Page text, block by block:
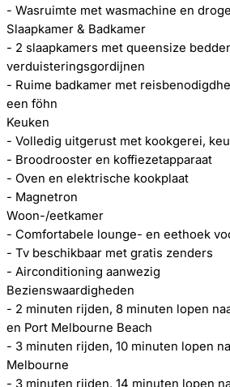
- Wasruimte met wasmachine en
Slaapkamer & Badkamer
- 2 slaapkamers met queensize
verduisteringsgordijnen
- Ruime badkamer met
een föhn
Keuken
- Volledig uitgerust met kookgerei,
- Broodrooster en koffiezetapparaat
- Oven en elektrische kookplaat
- Magnetron
Woon-/eetkamer
- Comfortabele lounge- en eethoek
- Tv beschikbaar met gratis zenders
- Airconditioning aanwezig
Bezienswaardigheden
- 2 minuten rijden, 8 minuten lopen
en Port Melbourne Beach
- 3 minuten rijden, 10 minuten lopen
Melbourne
- 3 minuten rijden, 14 minuten lopen